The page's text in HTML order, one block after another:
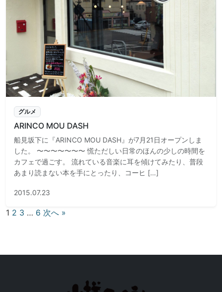
グルメ
ARINCO MOU DASH
船見坂下に『ARINCO MOU DASH』が7月21日オープンしま
した。 〜〜〜〜〜〜〜 慌ただしい日常のほんの少しの時間を
カフェで過ごす。 流れている音楽に耳を傾けてみたり、普段
あまり読まない本を手にとったり、コーヒ […]
2015.07.23
投
ペ
1 2 3 … 6 次へ »